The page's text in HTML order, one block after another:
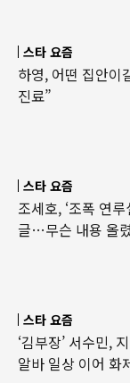
스타 요즘
하영, 어떤 집안
진료”
스타 요즘
조세호, ‘조폭 연
글…무슨 내용 올
스타 요즘
‘김부장’ 서수민,
알바 일상 이어 화